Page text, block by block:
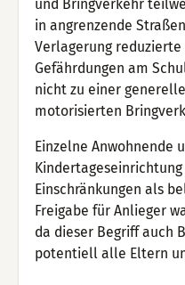
und Bringverkehr
in angrenzende
Verlagerung
Gefährdungen am
nicht zu einer
motorisierten
Einzelne Anwohnende
Einschränkungen als
Freigabe für Anlieger
da dieser Begriff auch
potentiell alle Eltern